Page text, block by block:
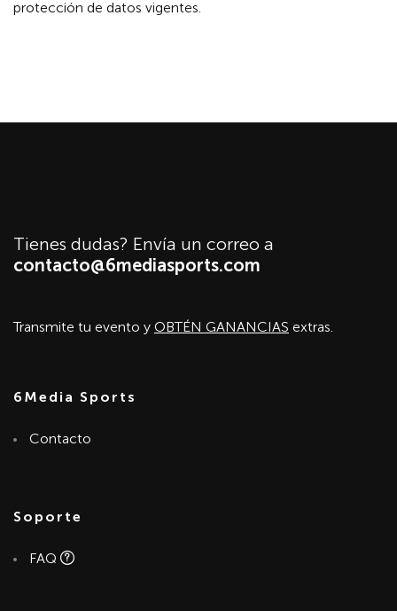
protección de datos vigentes.
Tienes dudas? Envía un correo a
contacto@6mediasports.com
Transmite tu evento y OBTÉN GANANCIAS extras.
6Media Sports
Contacto
Soporte
FAQ